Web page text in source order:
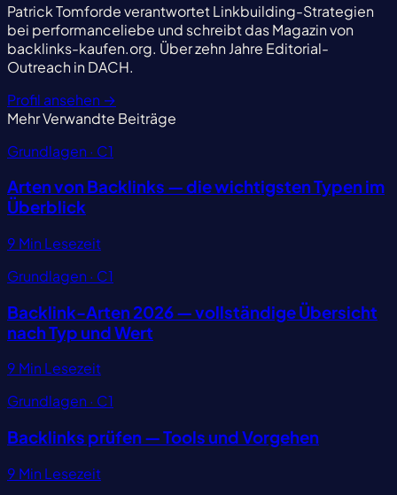
Patrick Tomforde verantwortet Linkbuilding-Strategien
bei performanceliebe und schreibt das Magazin von
backlinks-kaufen.org. Über zehn Jahre Editorial-
Outreach in DACH.
Profil ansehen →
MehrVerwandte Beiträge
Grundlagen · C1
Arten von Backlinks — die wichtigsten Typen im
Überblick
9 Min Lesezeit
Grundlagen · C1
Backlink-Arten 2026 — vollständige Übersicht
nach Typ und Wert
9 Min Lesezeit
Grundlagen · C1
Backlinks prüfen — Tools und Vorgehen
9 Min Lesezeit